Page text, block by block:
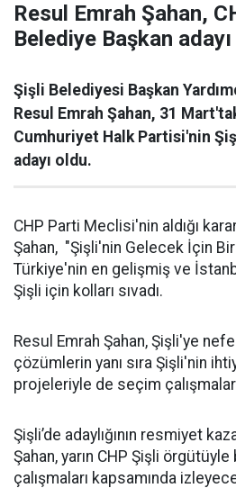
Resul Emrah Şahan,
Belediye Başkan
Şişli Belediyesi Başkan
Resul Emrah Şahan, 31
Cumhuriyet Halk Partisi'nin
adayı oldu.
CHP Parti Meclisi'nin aldığı
Şahan, "Şişli'nin Gelecek İçin
Türkiye'nin en gelişmiş ve
Şişli için kolları sıvadı.
Resul Emrah Şahan, Şişli'ye
çözümlerin yanı sıra Şişli'nin
projeleriyle de seçim
Şişli’de adaylığının resmiyet
Şahan, yarın CHP Şişli
çalışmaları kapsamında